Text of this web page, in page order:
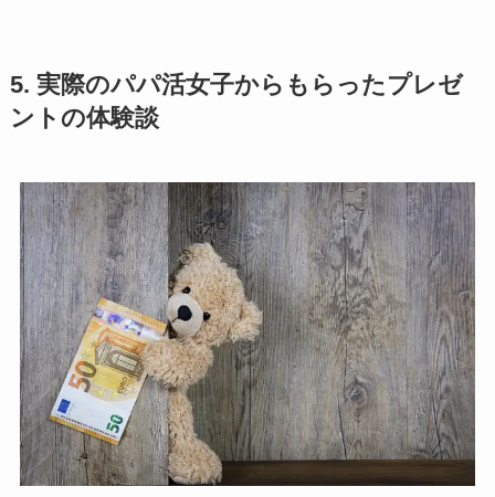
5. 実際のパパ活女子からもらったプレゼ
ントの体験談